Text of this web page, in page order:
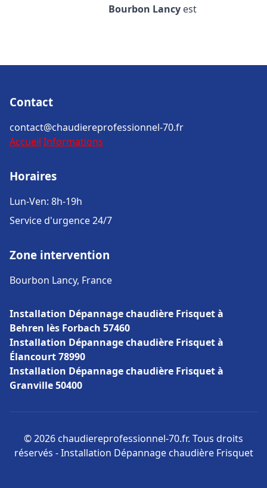
Bourbon Lancy est
Contact
contact@chaudiereprofessionnel-70.fr
Accueil Informations
Horaires
Lun-Ven: 8h-19h
Service d'urgence 24/7
Zone intervention
Bourbon Lancy, France
Installation Dépannage chaudière Frisquet à
Behren lès Forbach 57460
Installation Dépannage chaudière Frisquet à
Élancourt 78990
Installation Dépannage chaudière Frisquet à
Granville 50400
© 2026 chaudiereprofessionnel-70.fr. Tous droits
réservés - Installation Dépannage chaudière Frisquet